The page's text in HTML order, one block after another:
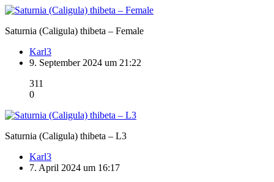
Saturnia (Caligula) thibeta – Female
Karl3
9. September 2024 um 21:22
311
0
Saturnia (Caligula) thibeta – L3
Karl3
7. April 2024 um 16:17